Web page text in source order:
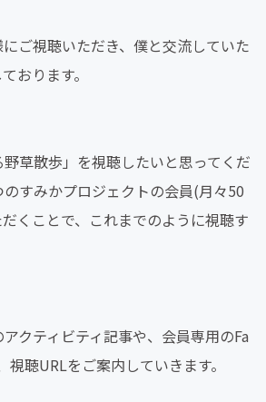
ご視聴いただき、僕と交流していた
おります。
草散歩」を視聴したいと思ってくだ
すみかプロジェクトの会員(月々50
くことで、これまでのように視聴す
クティビティ記事や、会員専用のFa
聴URLをご案内していきます。